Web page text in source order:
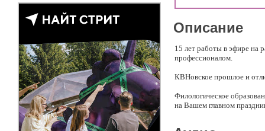
Описание
15 лет работы в эфире на
профессионалом.
КВНовское прошлое и
Филологическое
на Вашем главном